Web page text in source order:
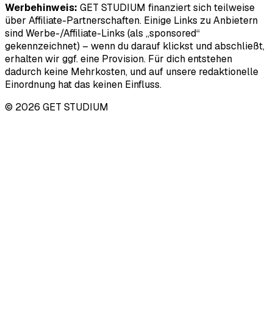
Werbehinweis: GET STUDIUM finanziert sich teilweise
über Affiliate-Partnerschaften. Einige Links zu Anbietern
sind Werbe-/Affiliate-Links (als „sponsored“
gekennzeichnet) – wenn du darauf klickst und abschließt,
erhalten wir ggf. eine Provision. Für dich entstehen
dadurch keine Mehrkosten, und auf unsere redaktionelle
Einordnung hat das keinen Einfluss.
© 2026 GET STUDIUM